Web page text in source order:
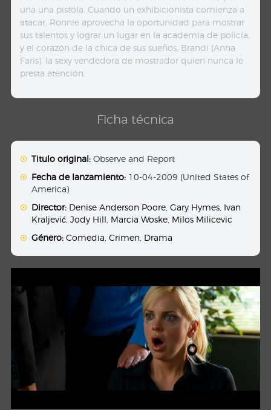
una una pistola. Cuando un exhibicionista comienza a
atacar, Ronnie aprovecha la oportunidad para mostrar
sus talentos y lograr un lugar en la academia de policía,
y el corazón de la chica de sus sueños, Brandi (Anna
Faris), la sexy vendedora de mostrador quien nunca le
presta atención.
Ficha técnica
Titulo original: Observe and Report
Fecha de lanzamiento: 10-04-2009 (United States of
America)
Director: Denise Anderson Poore ,Gary Hymes Ivan
Kraljević ,Jody Hill Marcia Woske Milos Milicevic
Género: Comedia ,Crimen Drama